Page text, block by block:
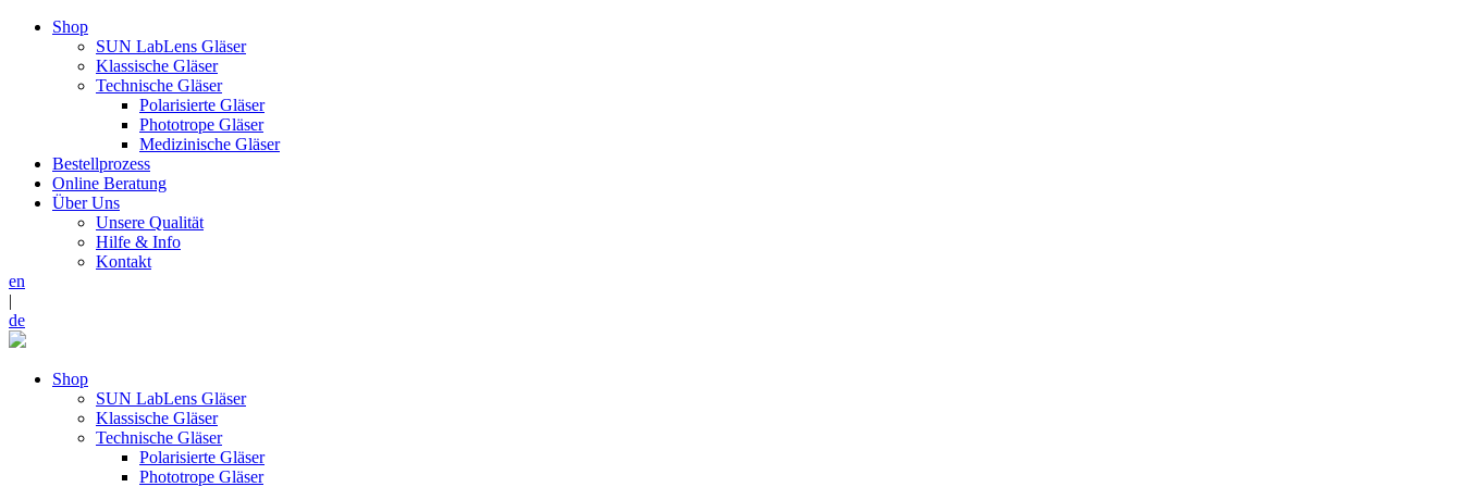
Shop
SUN LabLens Gläser
Klassische Gläser
Technische Gläser
Polarisierte Gläser
Phototrope Gläser
Medizinische Gläser
Bestellprozess
Online Beratung
Über Uns
Unsere Qualität
Hilfe & Info
Kontakt
en
|
de
Shop
SUN LabLens Gläser
Klassische Gläser
Technische Gläser
Polarisierte Gläser
Phototrope Gläser